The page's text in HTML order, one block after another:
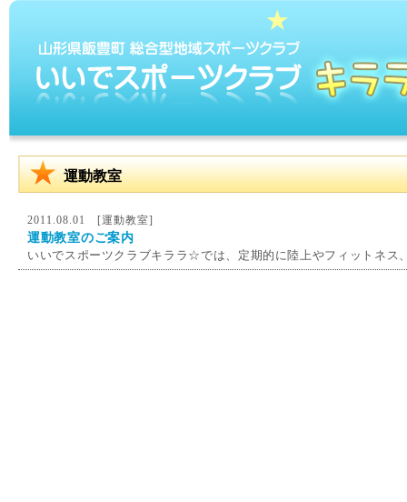
運動教室
2011.08.01 [運動教室]
運動教室のご案内
いいでスポーツクラブキララ☆では、定期的に陸上やフィットネス